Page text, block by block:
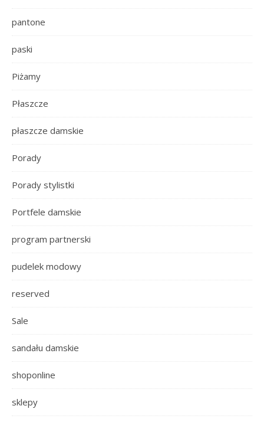
pantone
paski
Piżamy
Płaszcze
płaszcze damskie
Porady
Porady stylistki
Portfele damskie
program partnerski
pudelek modowy
reserved
Sale
sandału damskie
shoponline
sklepy